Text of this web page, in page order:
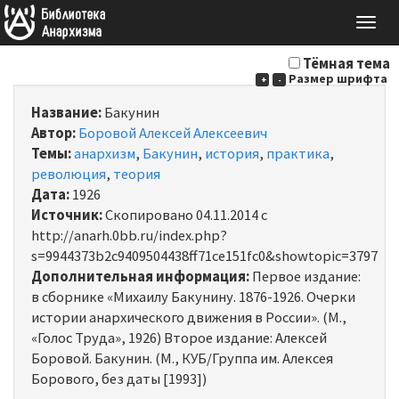
Тёмная тема
+ - Размер шрифта
Название:Бакунин
Автор:Боровой Алексей Алексеевич
Темы:анархизм, Бакунин, история, практика,
революция, теория
Дата:1926
Источник:Скопировано 04.11.2014 с
http://anarh.0bb.ru/index.php?
s=9944373b2c9409504438ff71ce151fc0&showtopic=3797
Дополнительная информация:Первое издание:
в сборнике «Михаилу Бакунину. 1876-1926. Очерки
истории анархического движения в России». (М.,
«Голос Труда», 1926) Второе издание: Алексей
Боровой. Бакунин. (М., КУБ/Группа им. Алексея
Борового, без даты [1993])